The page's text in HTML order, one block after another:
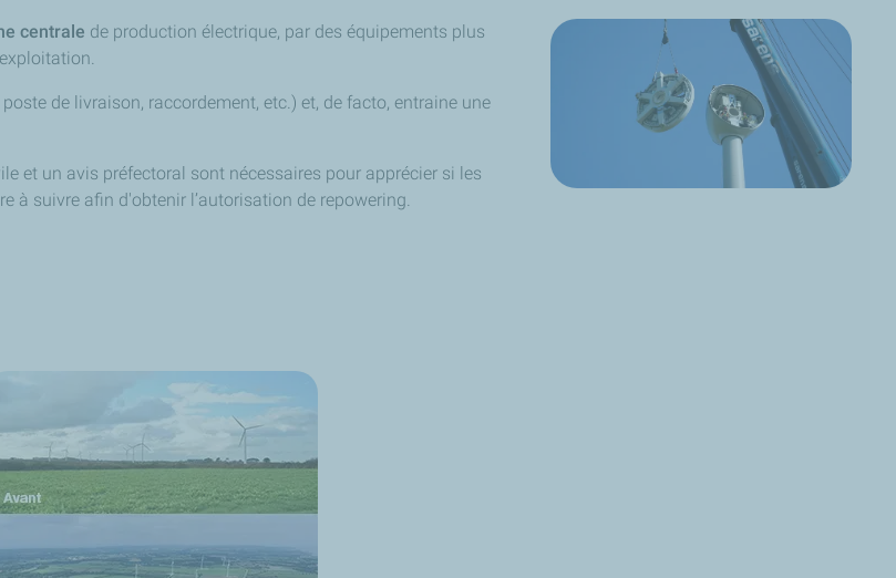
centrale de production électrique, par des équipements plus
de livraison, raccordement, etc.) et, de facto, entraine une
et un avis préfectoral sont nécessaires pour apprécier si les
à suivre afin d'obtenir l’autorisation de repowering.